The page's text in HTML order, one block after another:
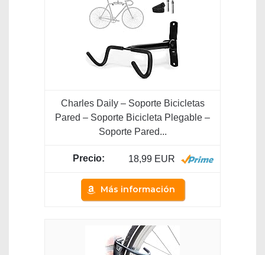
Charles Daily – Soporte Bicicletas
Pared – Soporte Bicicleta Plegable –
Soporte Pared...
18,99 EUR
Más información